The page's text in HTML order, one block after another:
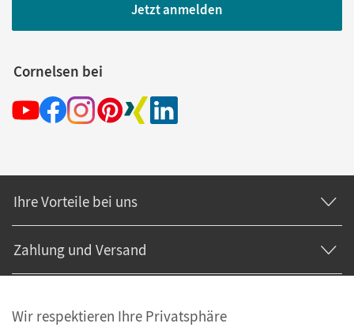
Jetzt anmelden
Cornelsen bei
Ihre Vorteile bei uns
Zahlung und Versand
Wir respektieren Ihre Privatsphäre